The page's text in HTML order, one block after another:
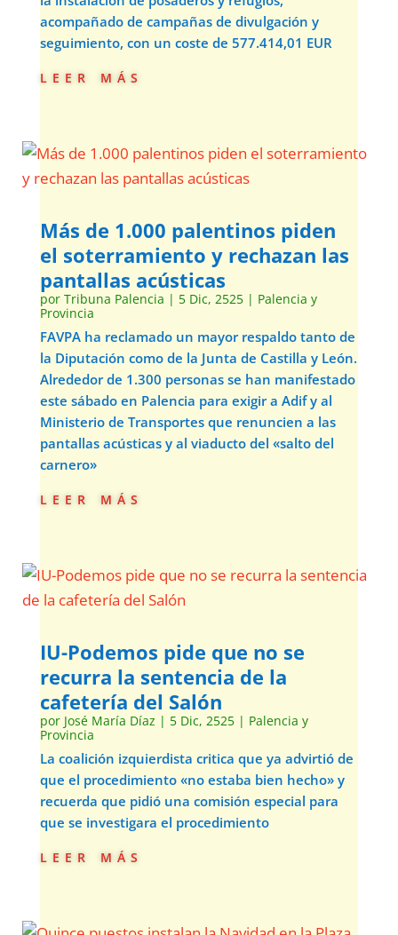
acompañado de campañas de divulgación y
seguimiento, con un coste de 577.414,01 EUR
leer más
Más de 1.000 palentinos piden
el soterramiento y rechazan las
pantallas acústicas
por Tribuna Palencia | 5 Dic, 2525| Palencia y
Provincia
FAVPA ha reclamado un mayor respaldo tanto de
la Diputación como de la Junta de Castilla y León.
Alrededor de 1.300 personas se han manifestado
este sábado en Palencia para exigir a Adif y al
Ministerio de Transportes que renuncien a las
pantallas acústicas y al viaducto del «salto del
carnero»
leer más
IU-Podemos pide que no se
recurra la sentencia de la
cafetería del Salón
por José María Díaz | 5 Dic, 2525| Palencia y
Provincia
La coalición izquierdista critica que ya advirtió de
que el procedimiento «no estaba bien hecho» y
recuerda que pidió una comisión especial para
que se investigara el procedimiento
leer más